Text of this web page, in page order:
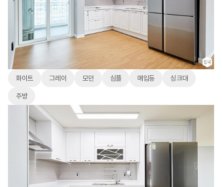
화이트 그레이 모던 심플 매입등 싱크대
주방